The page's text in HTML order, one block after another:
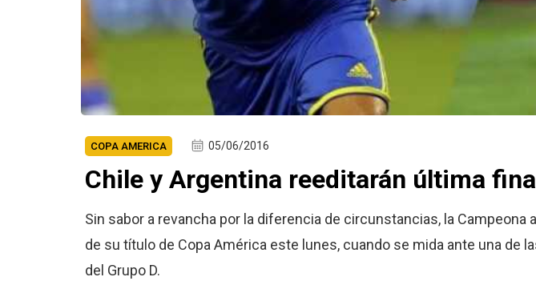
COPA AMERICA 05/06/2016
Chile y Argentina reeditarán última
Sin sabor a revancha por la diferencia de circunstancias, la
de su título de Copa América este lunes, cuando se mida ante una de
del Grupo D.